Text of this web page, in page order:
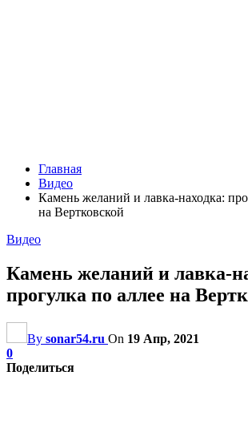
Главная
Видео
Камень желаний и лавка-находка:
на Вертковской
Видео
Камень желаний и лавка-
прогулка по аллее на
By sonar54.ru On 19 Апр, 2021
0
Поделиться